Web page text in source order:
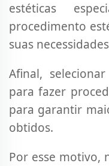
estéticas
procedimento
suas
Afinal,
para fazer
para garantir
obtidos.
Por esse motivo,